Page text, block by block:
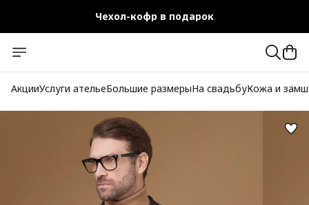
Чехол-кофр в подарок
Бесплатная доставка при заказе от 10 000 руб.
АкцииУслуги ательеБольшие размерыНа свадьбуКожа и